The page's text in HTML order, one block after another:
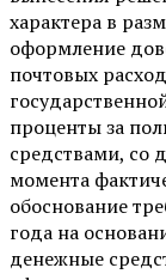
характера в
оформление
почтовых
проценты за
средствами, со
момента
обоснование
года на
денежные